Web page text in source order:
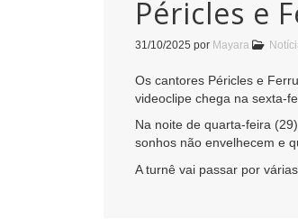
Péricles e
31/10/2025 por Mayara
Os cantores Péricles e
videoclipe chega na sexta-
Na noite de quarta-feira
sonhos não envelhecem e
A turnê vai passar por